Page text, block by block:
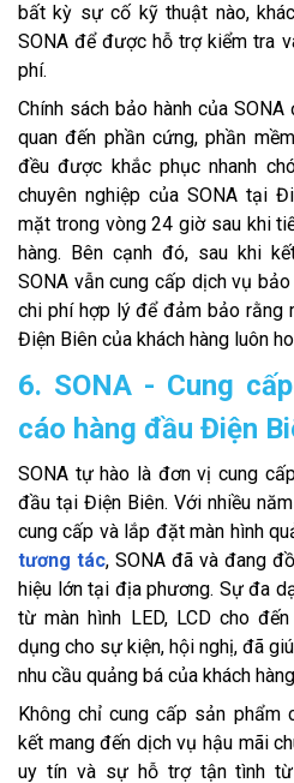
bất kỳ sự cố kỹ thuật nào,
SONA để được hỗ trợ kiểm tra
phí.
Chính sách bảo hành của
quan đến phần cứng, phần
đều được khắc phục nhanh
chuyên nghiệp của SONA tại
mặt trong vòng 24 giờ sau khi
hàng. Bên cạnh đó, sau khi
SONA vẫn cung cấp dịch vụ
chi phí hợp lý để đảm bảo rằng
Điện Biên của khách hàng luôn
6. SONA - Cung
cáo hàng đầu Điện
SONA tự hào là đơn vị cung
đầu tại Điện Biên. Với nhiều
cung cấp và lắp đặt màn hình
tương tác, SONA đã và đang
hiệu lớn tại địa phương. Sự đa
từ màn hình LED, LCD cho
dụng cho sự kiện, hội nghị, đã
nhu cầu quảng bá của khách
Không chỉ cung cấp sản phẩm
kết mang đến dịch vụ hậu mãi
uy tín và sự hỗ trợ tận tình